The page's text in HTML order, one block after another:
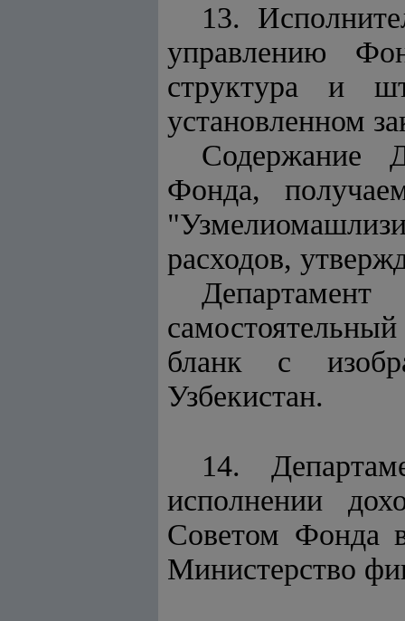
13.
управлению
структура и
установленном
Содержание
Фонда,
расходов,
бланк с
Узбекистан.
14.
исполнении
Советом Фонда
Министерство